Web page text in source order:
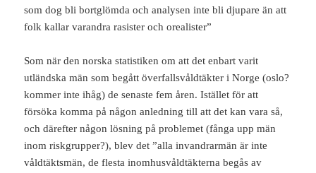
som dog bli bortglömda och analysen inte bli djupare än att
folk kallar varandra rasister och orealister”
Som när den norska statistiken om att det enbart varit
utländska män som begått överfallsvåldtäkter i Norge (oslo?
kommer inte ihåg) de senaste fem åren. Istället för att
försöka komma på någon anledning till att det kan vara så,
och därefter någon lösning på problemet (fånga upp män
inom riskgrupper?), blev det ”alla invandrarmän är inte
våldtäktsmän, de flesta inomhusvåldtäkterna begås av